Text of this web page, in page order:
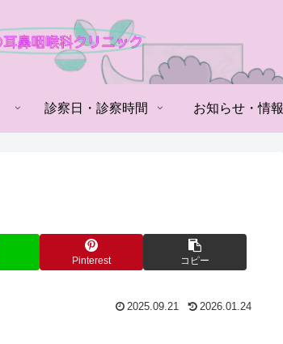
診察日・診察時間 お知らせ・情報
Pinterest コピー
2025.09.21 2026.01.24